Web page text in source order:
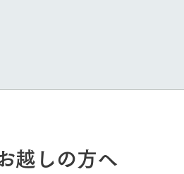
越しの方へ